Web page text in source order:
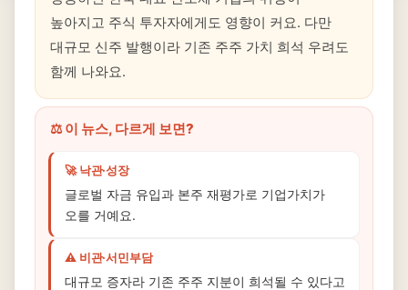
높아지고 주식 투자자에게도 영향이 커요. 다만
대규모 신주 발행이라 기존 주주 가치 희석 우려도
함께 나와요.
⚖️ 이 뉴스, 다르게 보면?
🚀 낙관·성장
글로벌 자금 유입과 본주 재평가로 기업가치가
오를 거예요.
⚠️ 비관·서민부담
대규모 증자라 기존 주주 지분이 희석될 수 있다고